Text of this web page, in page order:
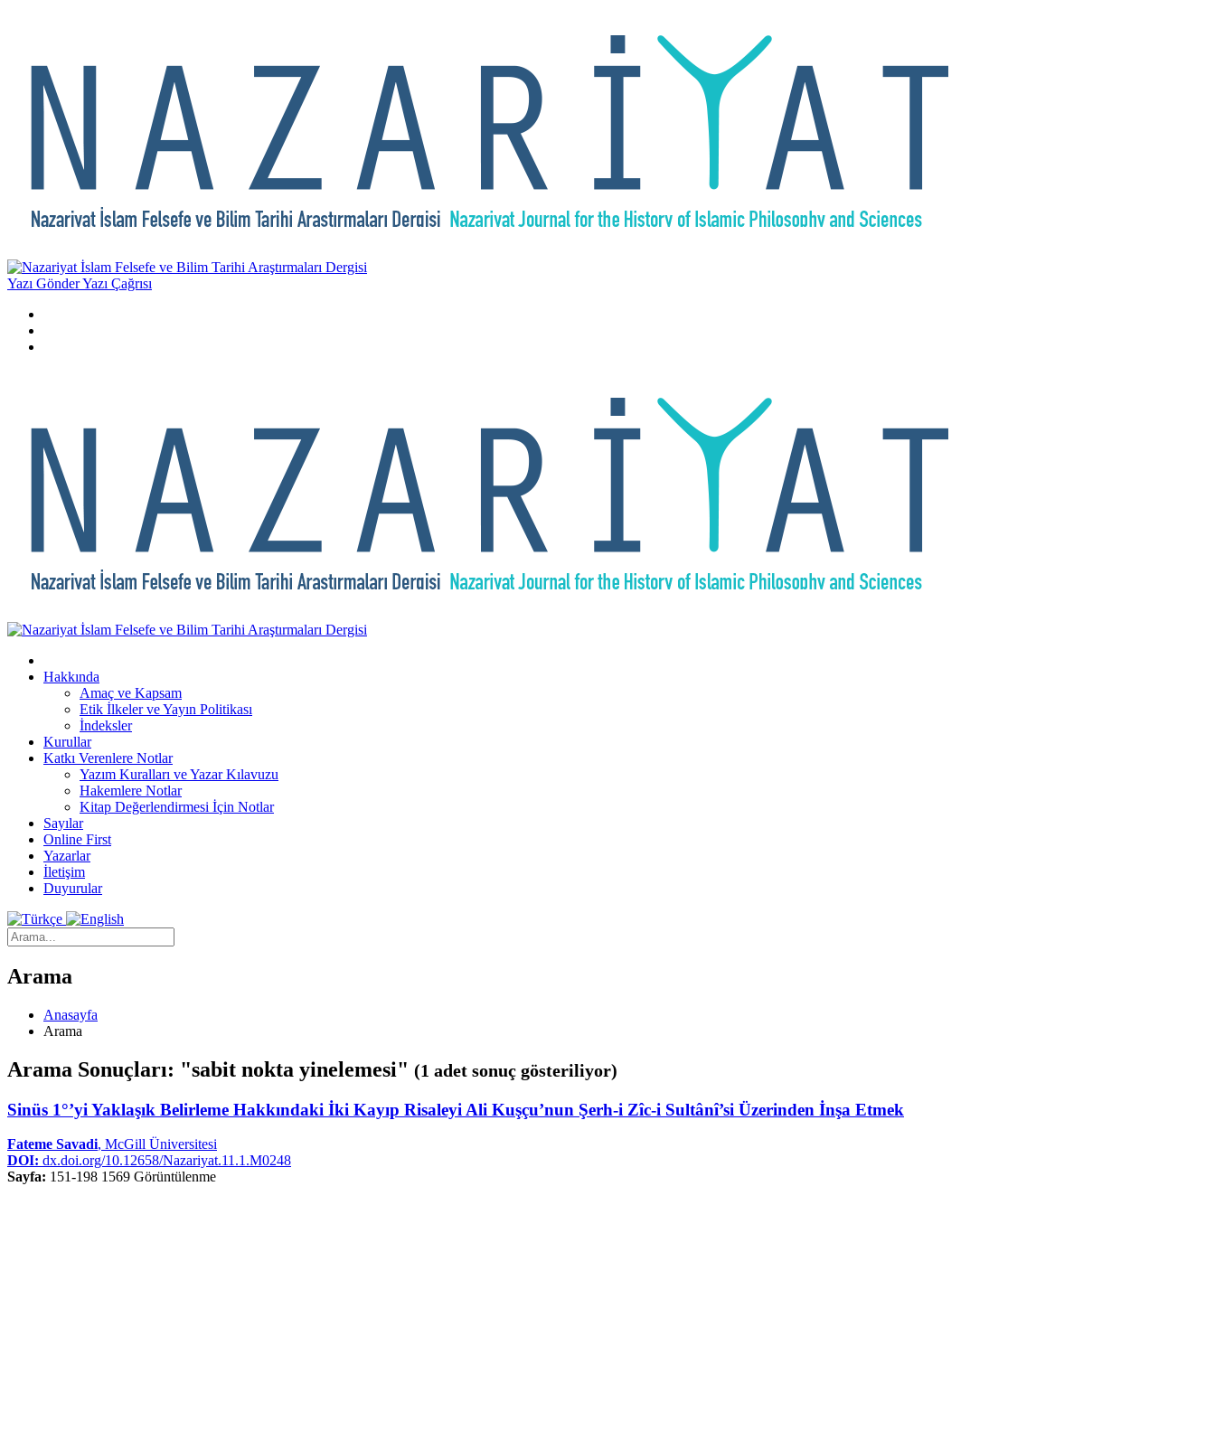
Yazı GönderYazı Çağrısı
Hakkında
Amaç ve Kapsam
Etik İlkeler ve Yayın Politikası
İndeksler
Kurullar
Katkı Verenlere Notlar
Yazım Kuralları ve Yazar Kılavuzu
Hakemlere Notlar
Kitap Değerlendirmesi İçin Notlar
Sayılar
Online First
Yazarlar
İletişim
Duyurular
Arama
Anasayfa
Arama
Arama Sonuçları: "sabit nokta yinelemesi" (1 adet sonuç gösteriliyor)
Sinüs 1°’yi Yaklaşık Belirleme Hakkındaki İki Kayıp Risaleyi Ali Kuşçu’nun Şerh-i Zîc-i Sultânî’si Üzerinden İnşa Etmek
Fateme Savadi, McGill Üniversitesi
DOI: dx.doi.org/10.12658/Nazariyat.11.1.M0248
Sayfa: 151-198 1569 Görüntülenme